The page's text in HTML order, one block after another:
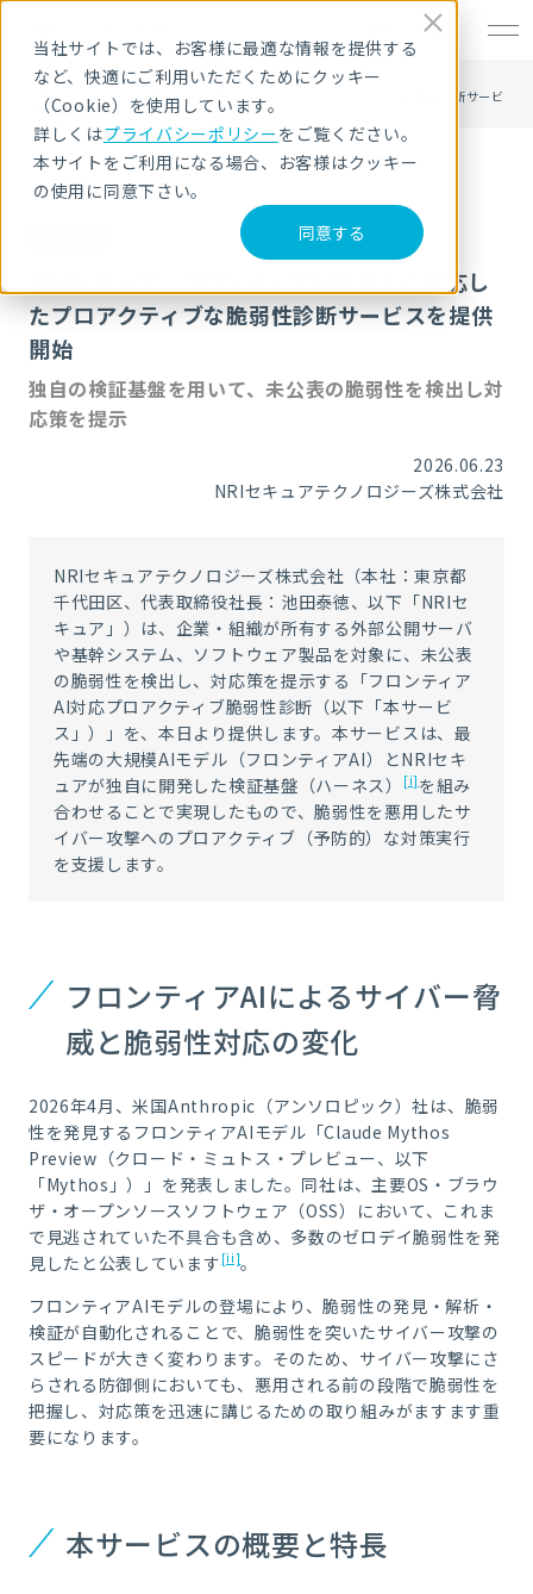
当社サイトでは、お客様に最適な情報を提供する
など、快適にご利用いただくためにクッキー
（Cookie）を使用しています。
詳しくはプライバシーポリシーをご覧ください。
本サイトをご利用になる場合、お客様はクッキー
の使用に同意下さい。
同意する
HOME NRIS_ニュース
ニュース・トピックス
NRIセキュア、フロンティアAIモデルに対応したプロアクティブな脆弱性診断サービ
スを提供開始
NRIセキュア、フロンティアAIモデルに対応し
たプロアクティブな脆弱性診断サービスを提供
開始
独自の検証基盤を用いて、未公表の脆弱性を検出し対
応策を提示
2026.06.23
NRIセキュアテクノロジーズ株式会社
NRIセキュアテクノロジーズ株式会社（本社：東京都
千代田区、代表取締役社長：池田泰徳、以下「NRIセ
キュア」）は、企業・組織が所有する外部公開サーバ
や基幹システム、ソフトウェア製品を対象に、未公表
の脆弱性を検出し、対応策を提示する「フロンティア
AI対応プロアクティブ脆弱性診断（以下「本サービ
ス」）」を、本日より提供します。本サービスは、最
先端の大規模AIモデル（フロンティアAI）とNRIセキ
ュアが独自に開発した検証基盤（ハーネス）[i]を組み
合わせることで実現したもので、脆弱性を悪用したサ
イバー攻撃へのプロアクティブ（予防的）な対策実行
を支援します。
フロンティアAIによるサイバー脅
威と脆弱性対応の変化
2026年4月、米国Anthropic（アンソロピック）社は、脆弱
性を発見するフロンティアAIモデル「Claude Mythos
Preview （クロード・ミュトス・プレビュー、以下
「Mythos」）」を発表しました。同社は、主要OS・ブラウ
ザ・オープンソースソフトウェア（OSS）において、これま
で見逃されていた不具合も含め、多数のゼロデイ脆弱性を発
見したと公表しています[ii]。
フロンティアAIモデルの登場により、脆弱性の発見・解析・
検証が自動化されることで、脆弱性を突いたサイバー攻撃の
スピードが大きく変わります。そのため、サイバー攻撃にさ
らされる防御側においても、悪用される前の段階で脆弱性を
把握し、対応策を迅速に講じるための取り組みがますます重
要になります。
本サービスの概要と特長